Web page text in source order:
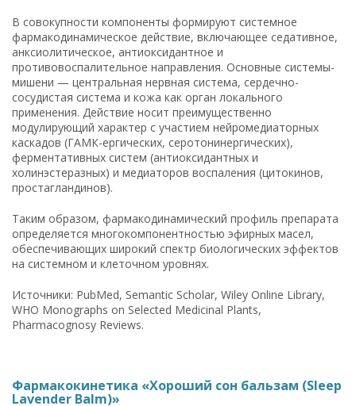
В совокупности компоненты формируют системное
фармакодинамическое действие, включающее седативное,
анксиолитическое, антиоксидантное и
противовоспалительное направления. Основные системы-
мишени — центральная нервная система, сердечно-
сосудистая система и кожа как орган локального
применения. Действие носит преимущественно
модулирующий характер с участием нейромедиаторных
каскадов (ГАМК-ергических, серотонинергических),
ферментативных систем (антиоксидантных и
холинэстеразных) и медиаторов воспаления (цитокинов,
простагландинов).
Таким образом, фармакодинамический профиль препарата
определяется многокомпонентностью эфирных масел,
обеспечивающих широкий спектр биологических эффектов
на системном и клеточном уровнях.
Источники: PubMed, Semantic Scholar, Wiley Online Library,
WHO Monographs on Selected Medicinal Plants,
Pharmacognosy Reviews.
Фармакокинетика «Хороший сон бальзам (Sleep
Lavender Balm)»